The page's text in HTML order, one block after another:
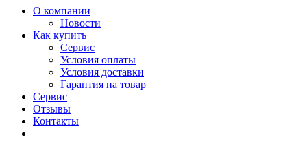
О компании
Новости
Как купить
Сервис
Условия оплаты
Условия доставки
Гарантия на товар
Сервис
Отзывы
Контакты